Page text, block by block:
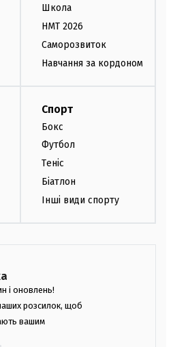
Школа
НМТ 2026
Саморозвиток
Навчання за кордоном
Спорт
Бокс
Футбол
Теніс
Біатлон
Інші види спорту
і оновлень!
розсилок, щоб
вашим